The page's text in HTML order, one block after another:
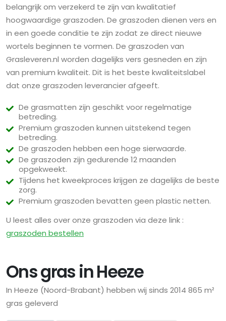
belangrijk om verzekerd te zijn van kwalitatief
hoogwaardige graszoden. De graszoden dienen vers en
in een goede conditie te zijn zodat ze direct nieuwe
wortels beginnen te vormen. De graszoden van
Grasleveren.nl worden dagelijks vers gesneden en zijn
van premium kwaliteit. Dit is het beste kwaliteitslabel
dat onze graszoden leverancier afgeeft.
De grasmatten zijn geschikt voor regelmatige
betreding.
Premium graszoden kunnen uitstekend tegen
betreding.
De graszoden hebben een hoge sierwaarde.
De graszoden zijn gedurende 12 maanden
opgekweekt.
Tijdens het kweekproces krijgen ze dagelijks de beste
zorg.
Premium graszoden bevatten geen plastic netten.
U leest alles over onze graszoden via deze link :
graszoden bestellen
Ons gras in Heeze
In Heeze (Noord-Brabant) hebben wij sinds 2014 865 m²
gras geleverd